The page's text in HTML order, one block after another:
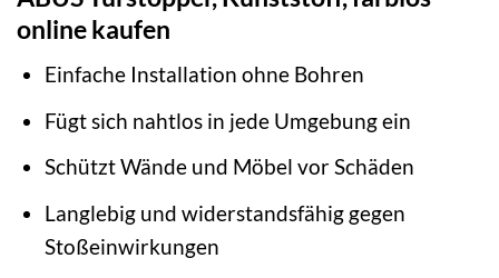
online kaufen
Einfache Installation ohne Bohren
Fügt sich nahtlos in jede Umgebung ein
Schützt Wände und Möbel vor Schäden
Langlebig und widerstandsfähig gegen
Stoßeinwirkungen